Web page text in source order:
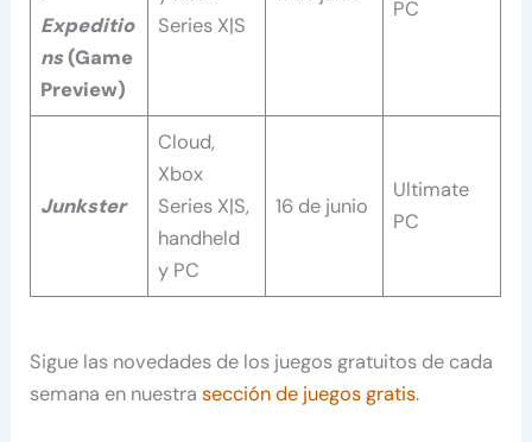
Expeditio
ns(Game
Preview)
Series X|S
PC
Junkster
Cloud,
Xbox
Series X|S,
handheld
y PC
16 de junio
Ultimate
PC
Sigue las novedades de los juegos gratuitos de cada
semana en nuestrasección de juegos gratis.